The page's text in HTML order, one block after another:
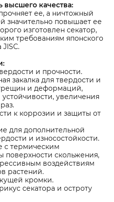
высшего качества:
ее, а ничтожный
значительно повышает ее
изготовлен секатор,
требованиям японского
и прочности.
закалка для твердости и
трещин и деформаций,
увеличения
к коррозии и защиты от
для дополнительной
и износостойкости.
с термическим
поверхности скольжения,
воздействиям
растений.
кромки.
секатора и остроту